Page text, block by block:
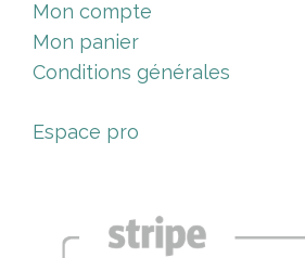
Mon compte
Mon panier
Conditions générales
Espace pro